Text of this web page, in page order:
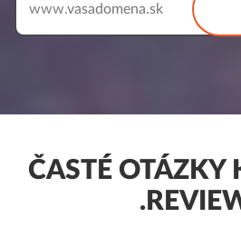
www.
ČASTÉ OTÁZKY